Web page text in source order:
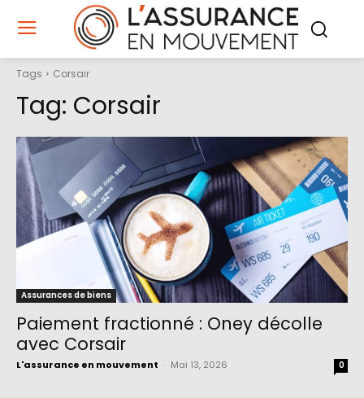
Tags Corsair
Tag: Corsair
Assurances de biens
Paiement fractionné : Oney décolle
avec Corsair
L'assurance en mouvement Mai 13, 2026 0